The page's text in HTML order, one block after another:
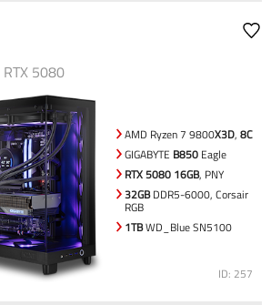
5080
AMD Ryzen 7 9800X3D, 8C
GIGABYTE B850Eagle
RTX 5080 16GB, PNY
32GBDDR5-6000, Corsair
RGB
1TBWD_Blue SN5100
ID: 257